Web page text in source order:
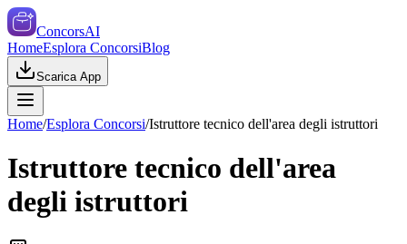
ConcorsAI
HomeEsplora ConcorsiBlog
Scarica App
Home/Esplora Concorsi/Istruttore tecnico dell'area degli istruttori
Istruttore tecnico dell'area
degli istruttori